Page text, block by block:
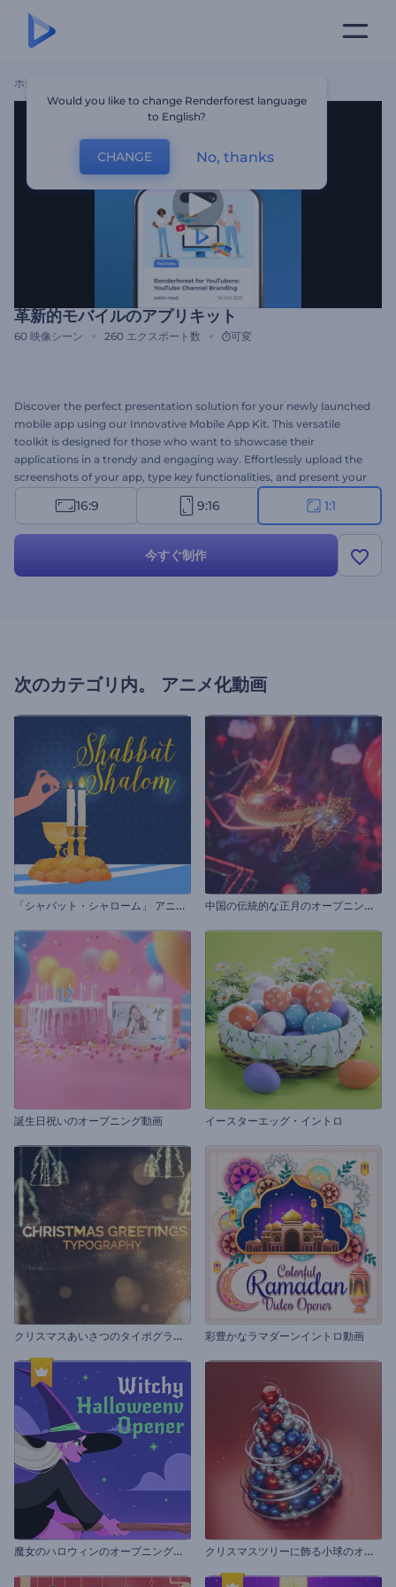
ホーム
革新的モバイルのアプリキット
60 映像シーン 260 エクスポート数 可変
Discover the perfect presentation solution for your newly launched
mobile app using our Innovative Mobile App Kit. This versatile
toolkit is designed for those who want to showcase their
applications in a trendy and engaging way. Effortlessly upload the
screenshots of your app, type key functionalities, and present your
applications from different angles and views. Perfect for app
promotions, new feature introductions, app launch
16:9 9:16 1:1
今すぐ制作
次のカテゴリ内。 アニメ化動画
「
シャバット・シャローム」 アニメーション 中
国の伝統的な正月のオープニング動画
誕生日祝いのオープニング動画 イースターエッグ・イントロ
ク
リスマスあいさつのタイポグラフィ 彩豊かなラマダーンイントロ動画
魔
女のハロウィンのオープニング動画 ク
リスマスツリーに飾る小球のオープニング
Would you like to change Renderforest language
to English?
CHANGE No, thanks